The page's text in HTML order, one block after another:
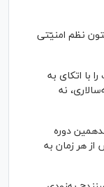
شماره ۴۱۰| هرمز؛ ستون نظم امنیّتی
با اتکای به
نه
دوره
از هر زمان به